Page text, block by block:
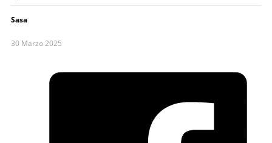
Sasa
30 Marzo 2025